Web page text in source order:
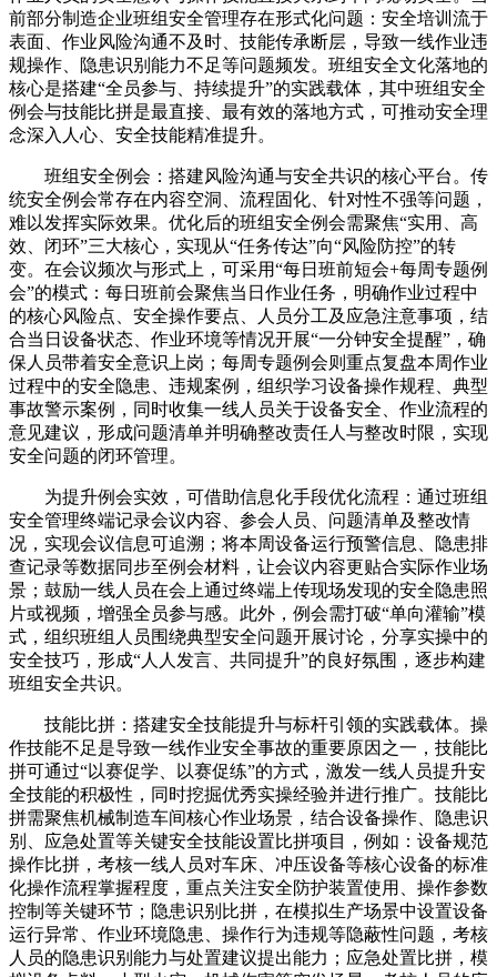
前部分制造企业班组安全管理存在形式化问题：安全培训流于
表面、作业风险沟通不及时、技能传承断层，导致一线作业违
规操作、隐患识别能力不足等问题频发。班组安全文化落地的
核心是搭建“全员参与、持续提升”的实践载体，其中班组安全
例会与技能比拼是最直接、最有效的落地方式，可推动安全理
念深入人心、安全技能精准提升。
班组安全例会：搭建风险沟通与安全共识的核心平台。传
统安全例会常存在内容空洞、流程固化、针对性不强等问题，
难以发挥实际效果。优化后的班组安全例会需聚焦“实用、高
效、闭环”三大核心，实现从“任务传达”向“风险防控”的转
变。在会议频次与形式上，可采用“每日班前短会+每周专题例
会”的模式：每日班前会聚焦当日作业任务，明确作业过程中
的核心风险点、安全操作要点、人员分工及应急注意事项，结
合当日设备状态、作业环境等情况开展“一分钟安全提醒”，确
保人员带着安全意识上岗；每周专题例会则重点复盘本周作业
过程中的安全隐患、违规案例，组织学习设备操作规程、典型
事故警示案例，同时收集一线人员关于设备安全、作业流程的
意见建议，形成问题清单并明确整改责任人与整改时限，实现
安全问题的闭环管理。
为提升例会实效，可借助信息化手段优化流程：通过班组
安全管理终端记录会议内容、参会人员、问题清单及整改情
况，实现会议信息可追溯；将本周设备运行预警信息、隐患排
查记录等数据同步至例会材料，让会议内容更贴合实际作业场
景；鼓励一线人员在会上通过终端上传现场发现的安全隐患照
片或视频，增强全员参与感。此外，例会需打破“单向灌输”模
式，组织班组人员围绕典型安全问题开展讨论，分享实操中的
安全技巧，形成“人人发言、共同提升”的良好氛围，逐步构建
班组安全共识。
技能比拼：搭建安全技能提升与标杆引领的实践载体。操
作技能不足是导致一线作业安全事故的重要原因之一，技能比
拼可通过“以赛促学、以赛促练”的方式，激发一线人员提升安
全技能的积极性，同时挖掘优秀实操经验并进行推广。技能比
拼需聚焦机械制造车间核心作业场景，结合设备操作、隐患识
别、应急处置等关键安全技能设置比拼项目，例如：设备规范
操作比拼，考核一线人员对车床、冲压设备等核心设备的标准
化操作流程掌握程度，重点关注安全防护装置使用、操作参数
控制等关键环节；隐患识别比拼，在模拟生产场景中设置设备
运行异常、作业环境隐患、操作行为违规等隐蔽性问题，考核
人员的隐患识别能力与处置建议提出能力；应急处置比拼，模